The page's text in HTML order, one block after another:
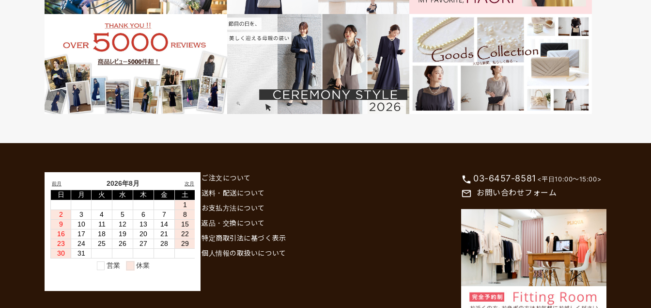
ご注文について
送料・配送について
お支払方法について
返品・交換について
特定商取引法に基づく表示
個人情報の取扱いについて
phone 03-6457-8581 <平日10:00～15:00>
mail_outline お問い合わせフォーム